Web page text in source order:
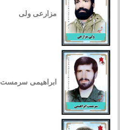
مزارعی ولی
ابراهیمی سرمست